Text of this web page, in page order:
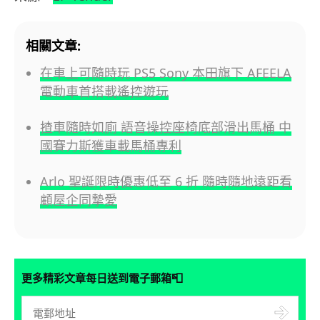
相關文章:
在車上可隨時玩 PS5 Sony 本田旗下 AFEELA
電動車首搭載遙控遊玩
揸車隨時如廁 語音操控座椅底部滑出馬桶 中
國賽力斯獲車載馬桶專利
Arlo 聖誕限時優惠低至 6 折 隨時隨地遠距看
顧屋企同摯愛
更多精彩文章每日送到電子郵箱📮